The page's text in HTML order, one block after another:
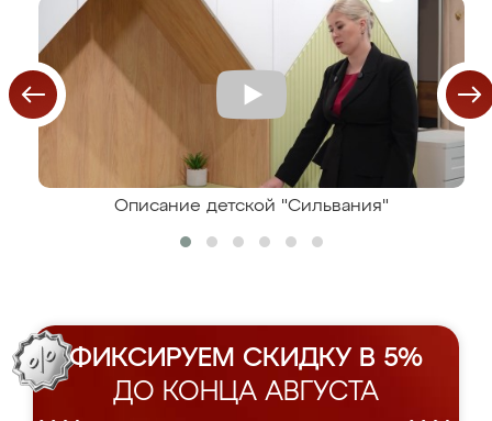
Описание детской "Сильвания"
ФИКСИРУЕМ СКИДКУ В 5%
ДО КОНЦА АВГУСТА